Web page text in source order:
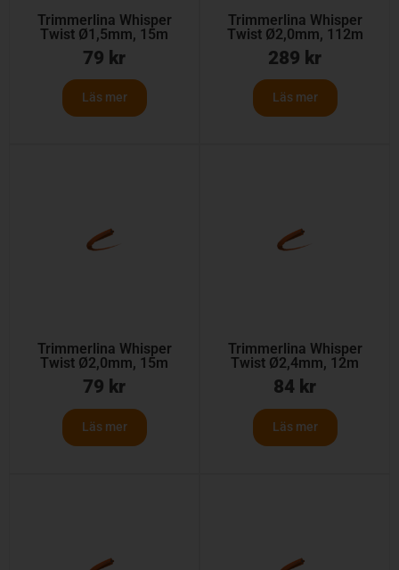
Trimmerlina Whisper
Twist Ø1,5mm, 15m
79 kr
Läs mer
Trimmerlina Whisper
Twist Ø2,0mm, 112m
289 kr
Läs mer
Trimmerlina Whisper
Twist Ø2,0mm, 15m
79 kr
Läs mer
Trimmerlina Whisper
Twist Ø2,4mm, 12m
84 kr
Läs mer